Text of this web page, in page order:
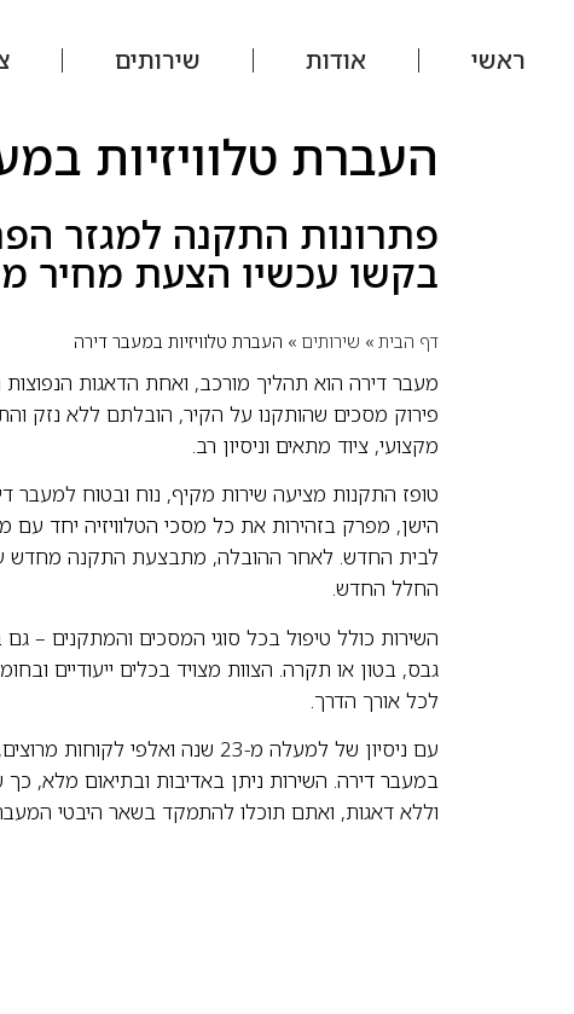
ראשי אודות שירותים
העברת טלוויזיות
פתרונות התקנה למגזר
בקשו עכשיו הצעת מחיר
דף הבית » שירותים » העברת טלוויזיות במעבר דירה
מעבר דירה הוא תהליך מורכב, ואחת הדאגות
פירוק מסכים שהותקנו על הקיר, הובלתם ללא נזק
מקצועי, ציוד מתאים וניסיון רב.
טופז התקנות מציעה שירות מקיף, נוח ובטוח
הישן, מפרק בזהירות את כל מסכי הטלוויזיה יחד עם
לבית החדש. לאחר ההובלה, מתבצעת התקנה מחדש
החלל החדש.
השירות כולל טיפול בכל סוגי המסכים והמתקנים –
גבס, בטון או תקרה. הצוות מצויד בכלים ייעודיים
לכל אורך הדרך.
עם ניסיון של למעלה מ-23 שנה
במעבר דירה. השירות ניתן באדיבות ובתיאום מלא,
וללא דאגות, ואתם תוכלו להתמקד בשאר היבטי